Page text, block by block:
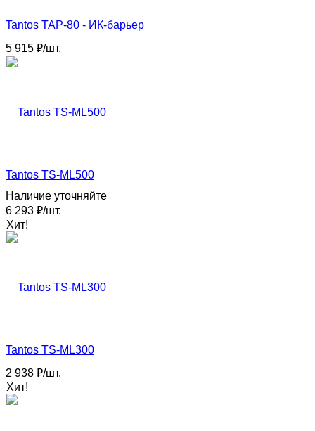
Tantos TAP-80 - ИК-барьер
5 915 ₽/шт.
Tantos TS-ML500
Наличие уточняйте
6 293 ₽/шт.
Хит!
Tantos TS-ML300
2 938 ₽/шт.
Хит!